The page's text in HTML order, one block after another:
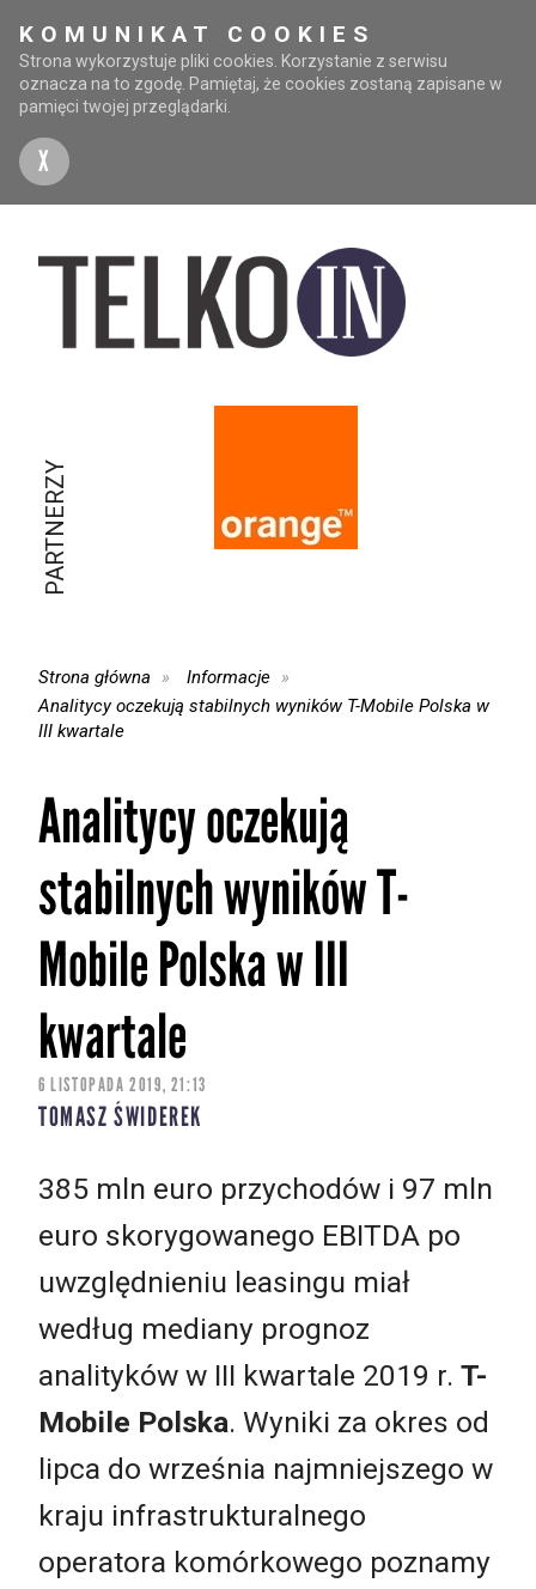
KOMUNIKAT COOKIES
Strona wykorzystuje pliki cookies. Korzystanie z serwisu
oznacza na to zgodę. Pamiętaj, że cookies zostaną zapisane w
pamięci twojej przeglądarki.
X
PARTNERZY
Strona główna
Informacje
Analitycy oczekują stabilnych wyników T-Mobile Polska w
III kwartale
Analitycy oczekują
stabilnych wyników T-
Mobile Polska w III
kwartale
6 LISTOPADA 2019, 21:13
TOMASZ ŚWIDEREK
385 mln euro przychodów i 97 mln
euro skorygowanego EBITDA po
uwzględnieniu leasingu miał
według mediany prognoz
analityków w III kwartale 2019 r. T-
Mobile Polska. Wyniki za okres od
lipca do września najmniejszego w
kraju infrastrukturalnego
operatora komórkowego poznamy